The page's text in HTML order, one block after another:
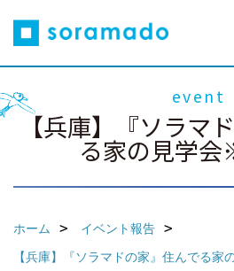
event
【兵庫】『ソラマ
る家の見学
ホーム
イベント報告
【兵庫】『ソラマドの家』住んでる家